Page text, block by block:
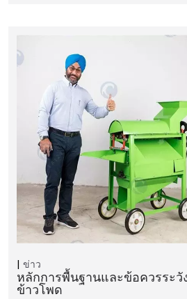
ข่าว
หลักการพื้นฐานและข้อควรระวั
ข้าวโพด